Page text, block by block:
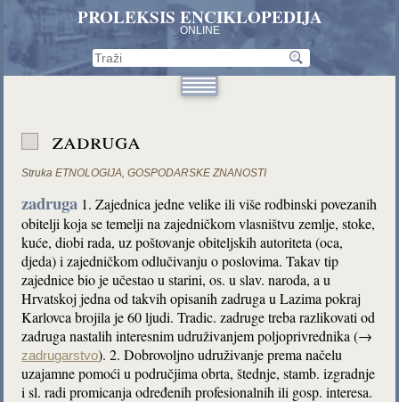
PROLEKSIS ENCIKLOPEDIJA
ONLINE
zadruga
Struka ETNOLOGIJA,GOSPODARSKE ZNANOSTI
zadruga 1. Zajednica jedne velike ili više rodbinski povezanih
obitelji koja se temelji na zajedničkom vlasništvu zemlje, stoke,
kuće, diobi rada, uz poštovanje obiteljskih autoriteta (oca,
djeda) i zajedničkom odlučivanju o poslovima. Takav tip
zajednice bio je učestao u starini, os. u slav. naroda, a u
Hrvatskoj jedna od takvih opisanih zadruga u Lazima pokraj
Karlovca brojila je 60 ljudi. Tradic. zadruge treba razlikovati od
zadruga nastalih interesnim udruživanjem poljoprivrednika (→
zadrugarstvo). 2. Dobrovoljno udruživanje prema načelu
uzajamne pomoći u područjima obrta, štednje, stamb. izgradnje
i sl. radi promicanja određenih profesionalnih ili gosp. interesa.